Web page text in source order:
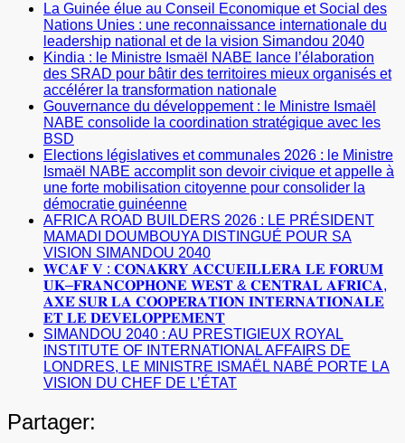
La Guinée élue au Conseil Economique et Social des
Nations Unies : une reconnaissance internationale du
leadership national et de la vision Simandou 2040
Kindia : le Ministre Ismaël NABE lance l’élaboration
des SRAD pour bâtir des territoires mieux organisés et
accélérer la transformation nationale
Gouvernance du développement : le Ministre Ismaël
NABE consolide la coordination stratégique avec les
BSD
Elections législatives et communales 2026 : le Ministre
Ismaël NABE accomplit son devoir civique et appelle à
une forte mobilisation citoyenne pour consolider la
démocratie guinéenne
AFRICA ROAD BUILDERS 2026 : LE PRÉSIDENT
MAMADI DOUMBOUYA DISTINGUÉ POUR SA
VISION SIMANDOU 2040
𝐖𝐂𝐀𝐅 𝐕 : 𝐂𝐎𝐍𝐀𝐊𝐑𝐘 𝐀𝐂𝐂𝐔𝐄𝐈𝐋𝐋𝐄𝐑𝐀 𝐋𝐄 𝐅𝐎𝐑𝐔𝐌
𝐔𝐊–𝐅𝐑𝐀𝐍𝐂𝐎𝐏𝐇𝐎𝐍𝐄 𝐖𝐄𝐒𝐓 & 𝐂𝐄𝐍𝐓𝐑𝐀𝐋 𝐀𝐅𝐑𝐈𝐂𝐀,
𝐀𝐗𝐄́ 𝐒𝐔𝐑 𝐋𝐀 𝐂𝐎𝐎𝐏𝐄́𝐑𝐀𝐓𝐈𝐎𝐍 𝐈𝐍𝐓𝐄𝐑𝐍𝐀𝐓𝐈𝐎𝐍𝐀𝐋𝐄
𝐄𝐓 𝐋𝐄 𝐃𝐄́𝐕𝐄𝐋𝐎𝐏𝐏𝐄𝐌𝐄𝐍𝐓
SIMANDOU 2040 : AU PRESTIGIEUX ROYAL
INSTITUTE OF INTERNATIONAL AFFAIRS DE
LONDRES, LE MINISTRE ISMAËL NABÉ PORTE LA
VISION DU CHEF DE L’ÉTAT
Partager: